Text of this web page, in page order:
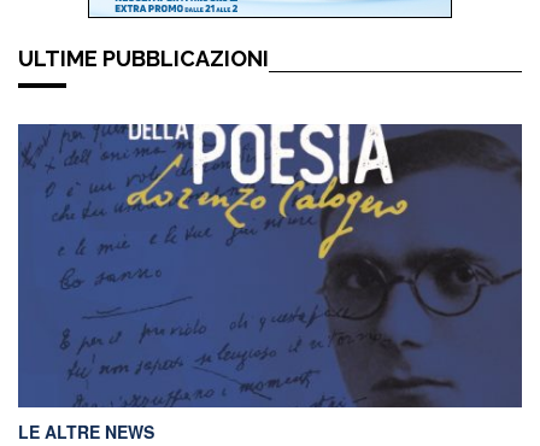
ULTIME PUBBLICAZIONI
LE ALTRE NEWS